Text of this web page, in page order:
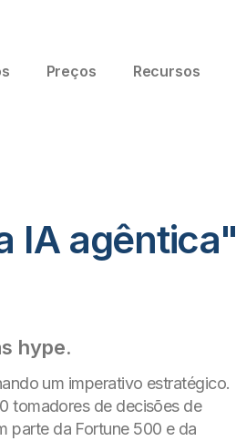
Preços Recursos
IA agêntica"
hype.
um imperativo estratégico.
tomadores de decisões de
parte da Fortune 500 e da